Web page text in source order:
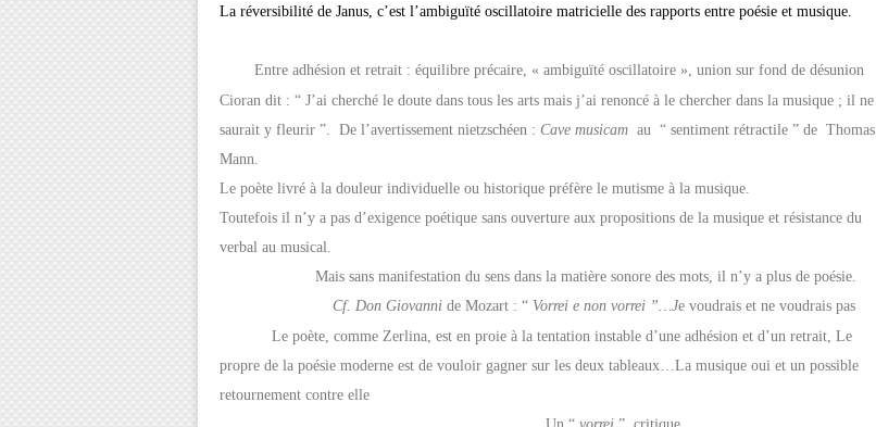
La réversibilité de Janus, c’est l’ambiguïté oscillatoire matricielle des rapports entre poésie et musique.
Entre adhésion et retrait : équilibre précaire, « ambiguïté oscillatoire », union sur fond de désunion
Cioran dit : “ J’ai cherché le doute dans tous les arts mais j’ai renoncé à le chercher dans la musique ; il ne
saurait y fleurir ”. De l’avertissement nietzschéen : Cave musicam au “ sentiment rétractile ” de Thomas
Mann.
Le poète livré à la douleur individuelle ou historique préfère le mutisme à la musique.
Toutefois il n’y a pas d’exigence poétique sans ouverture aux propositions de la musique et résistance du
verbal au musical.
Mais sans manifestation du sens dans la matière sonore des mots, il n’y a plus de poésie.
Cf. Don Giovanni de Mozart : “ Vorrei e non vorrei ”…Je voudrais et ne voudrais pas
Le poète, comme Zerlina, est en proie à la tentation instable d’une adhésion et d’un retrait, Le
propre de la poésie moderne est de vouloir gagner sur les deux tableaux…La musique oui et un possible
retournement contre elle